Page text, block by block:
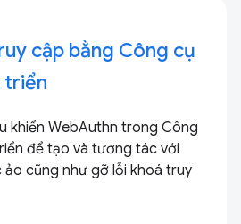
cập bằng Công cụ
triển
khiển WebAuthn trong Công
để tạo và tương tác với
cũng như gỡ lỗi khoá truy